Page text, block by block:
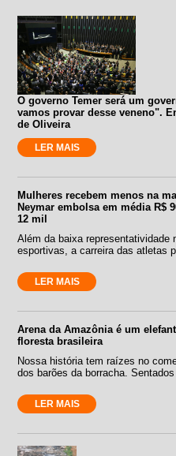
O governo Temer será um
vamos provar desse veneno".
de Oliveira
LER MAIS
Mulheres recebem menos na
Neymar embolsa em média R$
12 mil
Além da baixa representatividade
esportivas, a carreira das atletas
LER MAIS
Arena da Amazônia é um
floresta brasileira
Nossa história tem raízes no
dos barões da borracha.
LER MAIS